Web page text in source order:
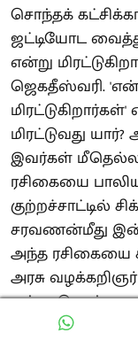
சொந்தக்
ஜட்டியோட
என்று
ஜெகதீஸ்வரி.
மிரட்டுவது
இவர்கள்
ரசிகையை
குற்றச்சாட்டில்
சரவணன்மீது
அந்த ரசிகையை
அரசு
என்று சொன்ன